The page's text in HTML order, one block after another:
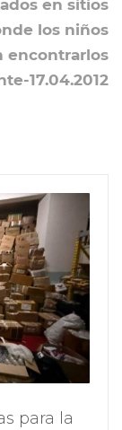
en sitios
los niños
encontrarlos
17.04.2012
para la